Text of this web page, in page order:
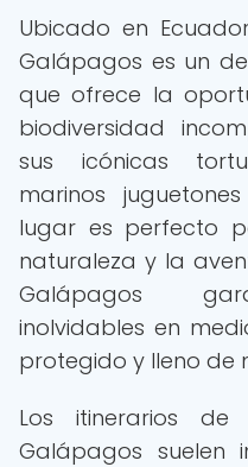
Ubicado en
Galápagos es un
que ofrece la
biodiversidad
sus icónicas
marinos
lugar es perfecto
naturaleza y la
Galápagos
inolvidables en
protegido y lleno de
Los itinerarios
Galápagos suelen